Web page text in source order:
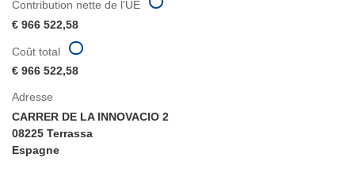
Contribution nette de l'UE
€ 966 522,58
Adresse
CARRER DE LA INNOVACIO 2
08225 Terrassa
Espagne
Coût total
€ 966 522,58